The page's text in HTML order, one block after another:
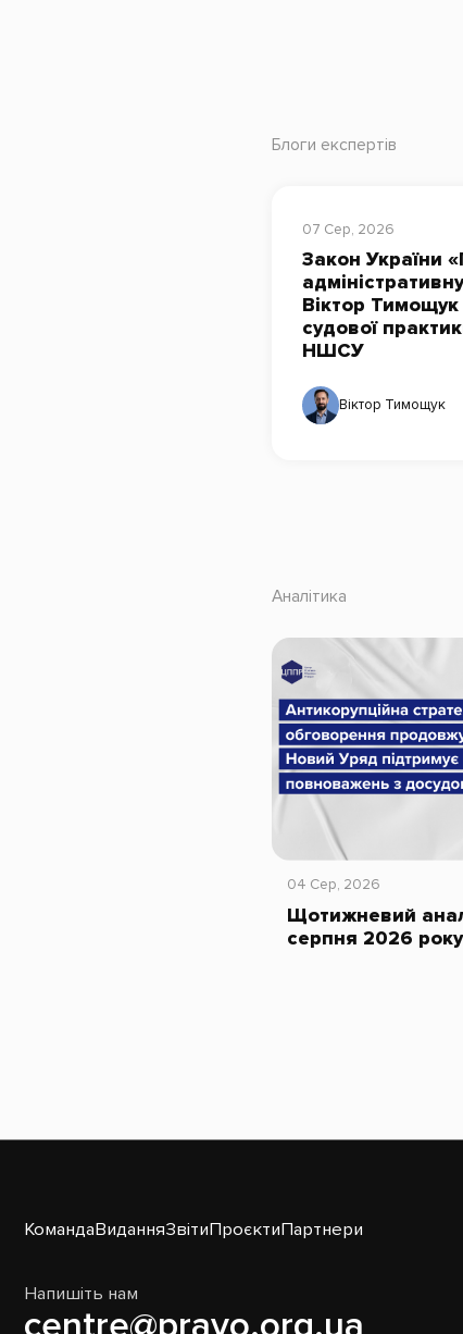
Блоги експертів
07 Сер, 2026
Закон України
Віктор
судової
НШСУ
Віктор Тимощук
Аналітика
04 Сер, 2026
Щотижневий
серпня 2026 року
КомандаВиданняЗвітиПроєктиПартнери
Напишіть нам